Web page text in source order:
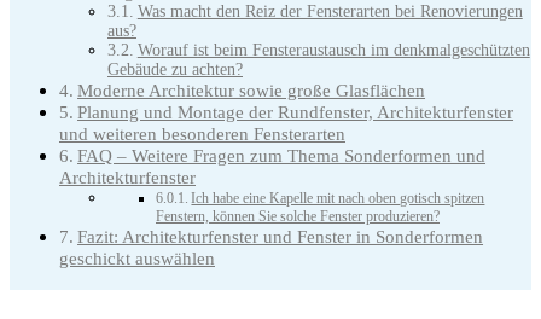
Was macht den Reiz der Fensterarten bei Renovierungen
aus?
Worauf ist beim Fensteraustausch im denkmalgeschützten
Gebäude zu achten?
Moderne Architektur sowie große Glasflächen
Planung und Montage der Rundfenster, Architekturfenster
und weiteren besonderen Fensterarten
FAQ – Weitere Fragen zum Thema Sonderformen und
Architekturfenster
Ich habe eine Kapelle mit nach oben gotisch spitzen
Fenstern, können Sie solche Fenster produzieren?
Fazit: Architekturfenster und Fenster in Sonderformen
geschickt auswählen